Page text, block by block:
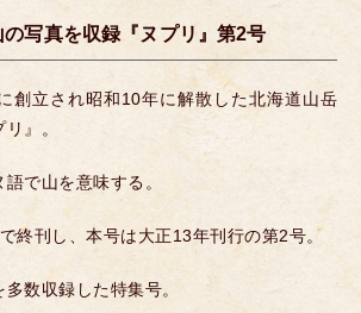
写真を収録『ヌプリ』第2号
創立され昭和10年に解散した北海道山岳
』。
で山を意味する。
終刊し、本号は大正13年刊行の第2号。
数収録した特集号。